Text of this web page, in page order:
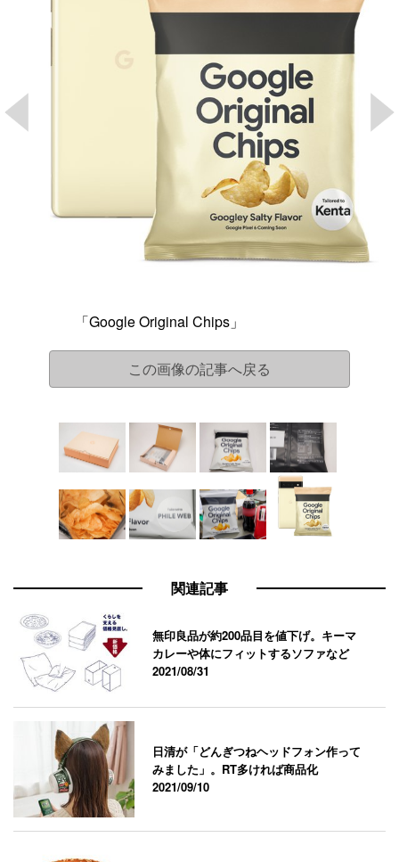
「Google Original Chips」
この画像の記事へ戻る
関連記事
無印良品が約200品目を値下げ。キーマ
カレーや体にフィットするソファなど
2021/08/31
日清が「どんぎつねヘッドフォン作って
みました」。RT多ければ商品化
2021/09/10